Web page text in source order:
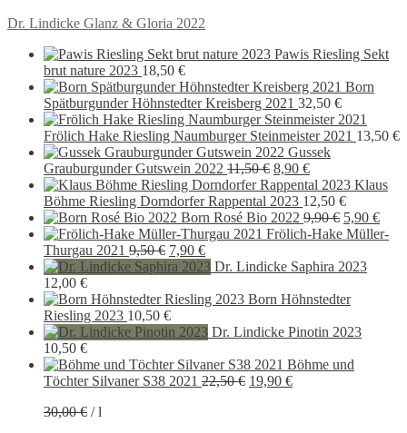
Beitragsnavigation
Vorheriger
Dr. Lindicke Glanz & Gloria 2022
Pawis Riesling Sekt
brut nature 2023 18,50 €
Born
Spätburgunder Höhnstedter Kreisberg 2021 32,50 €
Frölich Hake Riesling Naumburger Steinmeister 2021 13,50 €
Gussek
Grauburgunder Gutswein 2022 11,50€ Ursprünglicher
Preis
war:
11,50 €
8,90 €Aktueller
Preis
ist:
8,90 €.
Klaus
Böhme Riesling Dorndorfer Rappental 2023 12,50 €
Born Rosé Bio 2022 9,90€
Preis
9,90 €
5,90 €
Preis
Frölich-Hake Müller-
Thurgau 2021 9,50€ Ursprünglicher
Preis
9,50 €
7,90 €Aktueller
Preis
7,90 €.
Dr. Lindicke Saphira 2023
12,00 €
Born Höhnstedter
Riesling 2023 10,50 €
Dr. Lindicke Pinotin 2023
10,50 €
Böhme und
Töchter Silvaner S38 2021 22,50€ Ursprünglicher
19,90 €Aktueller
30,00€ /l